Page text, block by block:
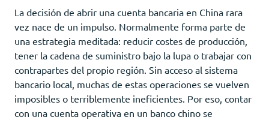
La decisión de abrir una cuenta bancaria en China rara
vez nace de un impulso. Normalmente forma parte de
una estrategia meditada: reducir costes de producción,
tener la cadena de suministro bajo la lupa o trabajar con
contrapartes del propio región. Sin acceso al sistema
bancario local, muchas de estas operaciones se vuelven
imposibles o terriblemente ineficientes. Por eso, contar
con una cuenta operativa en un banco chino se